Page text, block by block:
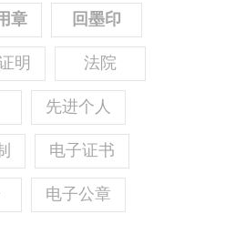
章 回墨印
明 法院
先进个人
电子证书
电子公章